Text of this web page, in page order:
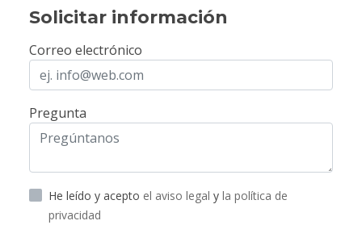
Solicitar información
Correo electrónico
Pregunta
He leído y acepto el aviso legal y la política de
privacidad